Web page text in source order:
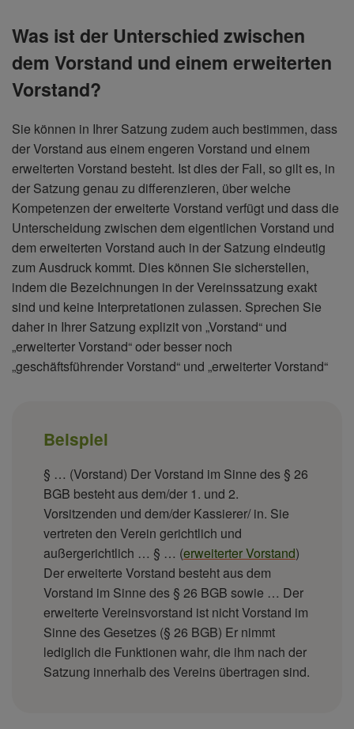
Was ist der Unterschied zwischen
dem Vorstand und einem erweiterten
Vorstand?
Sie können in Ihrer Satzung zudem auch bestimmen, dass
der Vorstand aus einem engeren Vorstand und einem
erweiterten Vorstand besteht. Ist dies der Fall, so gilt es, in
der Satzung genau zu differenzieren, über welche
Kompetenzen der erweiterte Vorstand verfügt und dass die
Unterscheidung zwischen dem eigentlichen Vorstand und
dem erweiterten Vorstand auch in der Satzung eindeutig
zum Ausdruck kommt. Dies können Sie sicherstellen,
indem die Bezeichnungen in der Vereinssatzung exakt
sind und keine Interpretationen zulassen. Sprechen Sie
daher in Ihrer Satzung explizit von „Vorstand“ und
„erweiterter Vorstand“ oder besser noch
„geschäftsführender Vorstand“ und „erweiterter Vorstand“
Beispiel
§ … (Vorstand) Der Vorstand im Sinne des § 26
BGB besteht aus dem/der 1. und 2.
Vorsitzenden und dem/der Kassierer/ in. Sie
vertreten den Verein gerichtlich und
außergerichtlich … § … (erweiterter Vorstand)
Der erweiterte Vorstand besteht aus dem
Vorstand im Sinne des § 26 BGB sowie … Der
erweiterte Vereinsvorstand ist nicht Vorstand im
Sinne des Gesetzes (§ 26 BGB) Er nimmt
lediglich die Funktionen wahr, die ihm nach der
Satzung innerhalb des Vereins übertragen sind.